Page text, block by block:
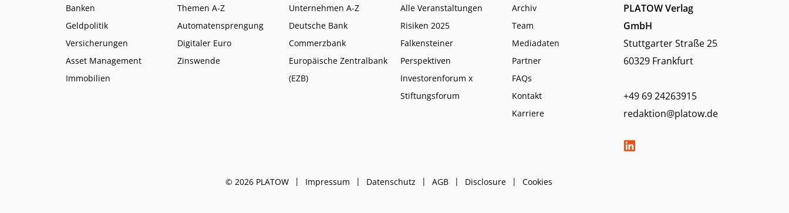
Banken
Geldpolitik
Versicherungen
Asset Management
Immobilien
Themen A-Z
Automatensprengung
Digitaler Euro
Zinswende
Unternehmen A-Z
Deutsche Bank
Commerzbank
Europäische Zentralbank
(EZB)
Alle Veranstaltungen
Risiken 2025
Falkensteiner
Perspektiven
Investorenforum x
Stiftungsforum
Archiv
Team
Mediadaten
Partner
FAQs
Kontakt
Karriere
PLATOW Verlag
GmbH
Stuttgarter Straße 25
60329 Frankfurt
+49 69 24263915
redaktion@platow.de
© 2026 PLATOW Impressum Datenschutz AGB Disclosure Cookies